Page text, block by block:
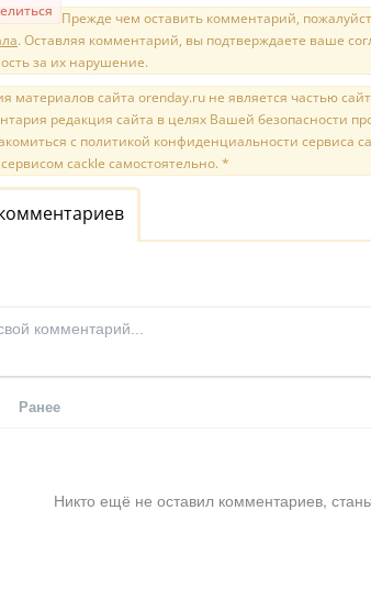
Прежде чем оставить комментарий,
. Оставляя комментарий, вы подтверждаете ваше
за их нарушение.
материалов сайта orenday.ru не является частью
редакция сайта в целях Вашей безопасности
с политикой конфиденциальности сервиса
cackle самостоятельно. *
Ранее
Никто ещё не оставил комментариев,